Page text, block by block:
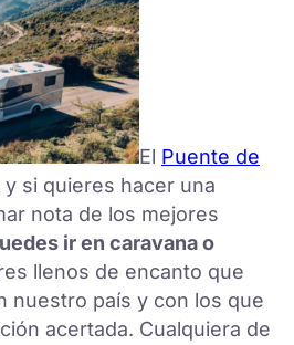
El Puente de
y si quieres hacer una
nota de los mejores
ir en caravana o
llenos de encanto que
nuestro país y con los que
acertada. Cualquiera de